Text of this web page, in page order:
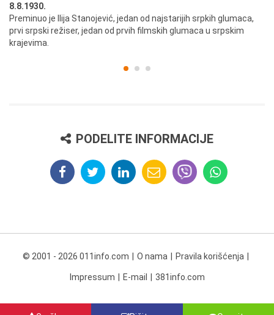
8.8.1930.
Preminuo je Ilija Stanojević, jedan od najstarijih srpkih glumaca,
prvi srpski režiser, jedan od prvih filmskih glumaca u srpskim
krajevima.
PODELITE INFORMACIJE
© 2001 - 2026 011info.com O nama Pravila korišćenja
Impressum E-mail 381info.com